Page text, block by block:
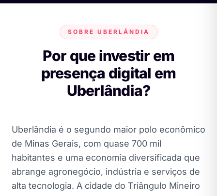
SOBRE UBERLÂNDIA
Por que investir em
presença digital em
Uberlândia?
Uberlândia é o segundo maior polo econômico
de Minas Gerais, com quase 700 mil
habitantes e uma economia diversificada que
abrange agronegócio, indústria e serviços de
alta tecnologia. A cidade do Triângulo Mineiro